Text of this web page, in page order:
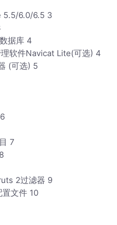
5.5/6.0/6.5 3
据库 4
软件Navicat Lite(可选) 4
(可选) 5
7
2过滤器 9
文件 10